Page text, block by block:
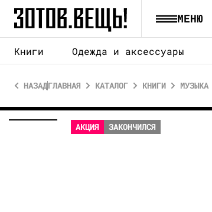
МЕНЮ
Книги Одежда и аксессуары
Философия
Фотография
Художественная литература
Аксессуары
Одежда
Украшения
Магниты
Открытки
Стикеры
Постеры и панно
Посуда
Свечи и подсвечники
НАЗАДГЛАВНАЯ КАТАЛОГ КНИГИ МУЗЫКА
АКЦИЯ ЗАКОНЧИЛСЯ